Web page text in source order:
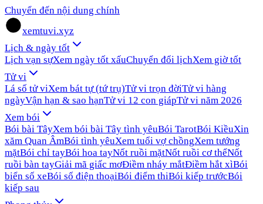
Chuyển đến nội dung chính
xemtuvi.xyz
Lịch & ngày tốt
Lịch vạn sựXem ngày tốt xấuChuyển đổi lịchXem giờ tốt
Tử vi
Lá số tử viXem bát tự (tứ trụ)Tử vi trọn đờiTử vi hàng
ngàyVận hạn & sao hạnTử vi 12 con giápTử vi năm 2026
Xem bói
Bói bài TâyXem bói bài Tây tình yêuBói TarotBói KiềuXin
xăm Quan ÂmBói tình yêuXem tuổi vợ chồngXem tướng
mặtBói chỉ tayBói hoa tayNốt ruồi mặtNốt ruồi cơ thểNốt
ruồi bàn tayGiải mã giấc mơĐiềm nháy mắtĐiềm hắt xìBói
biển số xeBói số điện thoạiBói điểm thiBói kiếp trướcBói
kiếp sau